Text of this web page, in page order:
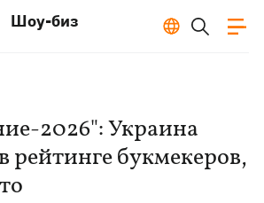
Шоу-биз
2026": Украина
рейтинге букмекеров,